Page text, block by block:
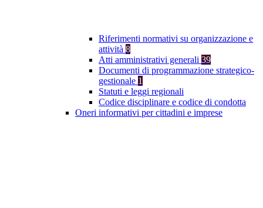
Riferimenti normativi su organizzazione e
attività 8
Atti amministrativi generali 39
Documenti di programmazione strategico-
gestionale 1
Statuti e leggi regionali
Codice disciplinare e codice di condotta
Oneri informativi per cittadini e imprese